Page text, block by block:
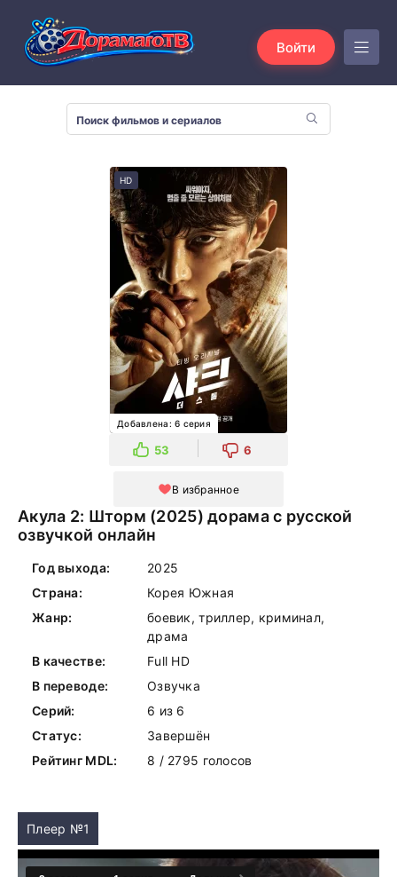
Войти
HD
Добавлена: 6 серия
53 6
В избранное
Акула 2: Шторм (2025) дорама с русской
озвучкой онлайн
Год выхода:
2025
Страна:
Корея Южная
Жанр:
боевик, триллер, криминал,
драма
В качестве:
Full HD
В переводе:
Озвучка
Серий:
6 из 6
Статус:
Завершён
Рейтинг MDL:
8 / 2795 голосов
Плеер №1